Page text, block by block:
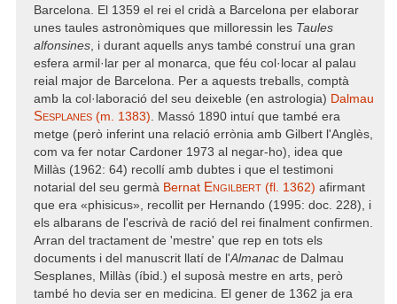
Barcelona. El 1359 el rei el cridà a Barcelona per elaborar
unes taules astronòmiques que milloressin les Taules
alfonsines, i durant aquells anys també construí una gran
esfera armil·lar per al monarca, que féu col·locar al palau
reial major de Barcelona. Per a aquests treballs, comptà
amb la col·laboració del seu deixeble (en astrologia) Dalmau
Sesplanes (m. 1383). Massó 1890 intuí que també era
metge (però inferint una relació errònia amb Gilbert l'Anglès,
com va fer notar Cardoner 1973 al negar-ho), idea que
Millàs (1962: 64) recollí amb dubtes i que el testimoni
notarial del seu germà Bernat Engilbert (fl. 1362) afirmant
que era «phisicus», recollit per Hernando (1995: doc. 228), i
els albarans de l'escrivà de ració del rei finalment confirmen.
Arran del tractament de 'mestre' que rep en tots els
documents i del manuscrit llatí de l'Almanac de Dalmau
Sesplanes, Millàs (íbid.) el suposà mestre en arts, però
també ho devia ser en medicina. El gener de 1362 ja era